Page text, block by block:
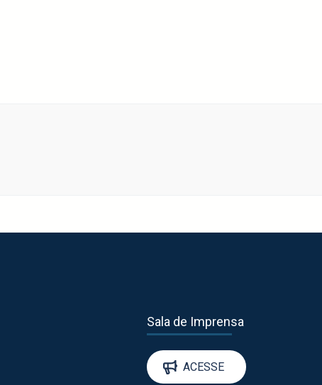
Sala de Imprensa
ACESSE